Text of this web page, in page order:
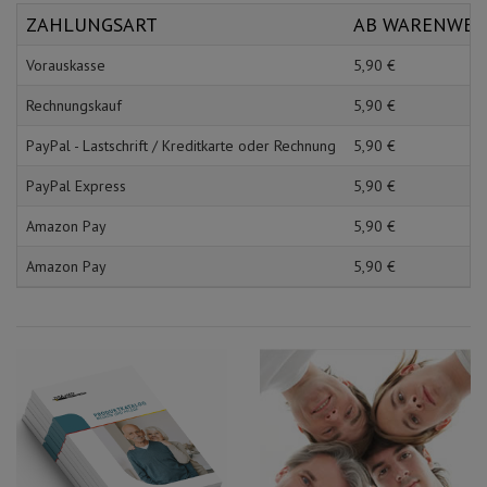
Ärmelschoner
Unterlagen und
ZAHLUNGSART AB
Vorauskasse 5,90 €
Rechnungskauf 5,90 €
PayPal - Lastschrift / Kreditkarte oder Rechnung 5,90 €
PayPal Express 5,90 €
Amazon Pay 5,90 €
Amazon Pay 5,90 €